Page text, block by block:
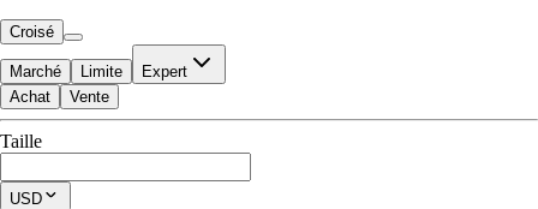
Croisé
Marché Limite Expert
Disponible pour trader
$0.00
Position actuelle
Achat Vente
Taille
USD